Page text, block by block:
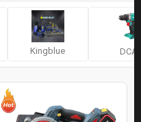
Kingblue DCA